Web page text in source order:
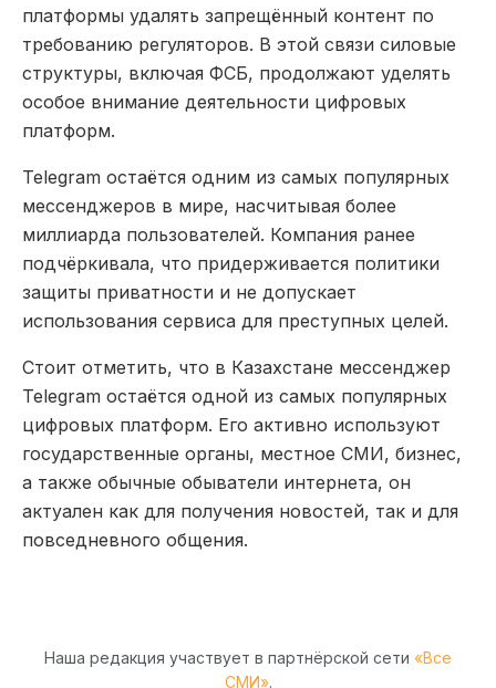
платформы удалять запрещённый контент по
требованию регуляторов. В этой связи силовые
структуры, включая ФСБ, продолжают уделять
особое внимание деятельности цифровых
платформ.
Telegram остаётся одним из самых популярных
мессенджеров в мире, насчитывая более
миллиарда пользователей. Компания ранее
подчёркивала, что придерживается политики
защиты приватности и не допускает
использования сервиса для преступных целей.
Стоит отметить, что в Казахстане мессенджер
Telegram остаётся одной из самых популярных
цифровых платформ. Его активно используют
государственные органы, местное СМИ, бизнес,
а также обычные обыватели интернета, он
актуален как для получения новостей, так и для
повседневного общения.
Наша редакция участвует в партнёрской сети «Все
СМИ».